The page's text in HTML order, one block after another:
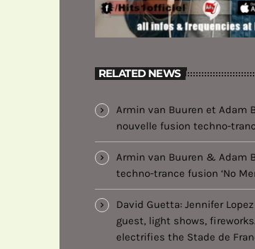
RELATED NEWS
Armin van Buuren et Adam
nouvelle fusion techno-
Armin van Buuren & Adam
techno-trance fusion ‘No
David Guetta: Jennifer
guest, light shows,
electrifies the Stade de